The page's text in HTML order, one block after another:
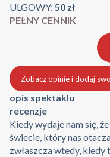
ULGOWY: 50 zł
PEŁNY CENNIK
Zobacz opinie i dodaj
opis spektaklu
recenzje
Kiedy wydaje nam się,
świecie, który nas
zwłaszcza wtedy, kiedy